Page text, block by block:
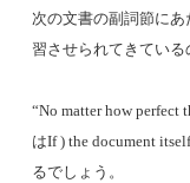
次の文書の副詞節に
習させられてきている
“No matter how
はIf ) the document
るでしょう。